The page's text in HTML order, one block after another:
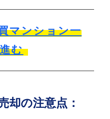
マンション一
む
却の注意点：